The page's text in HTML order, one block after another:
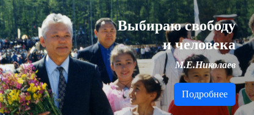
Выбираю свободу
и человека
М.Е.Николаев
Подробнее